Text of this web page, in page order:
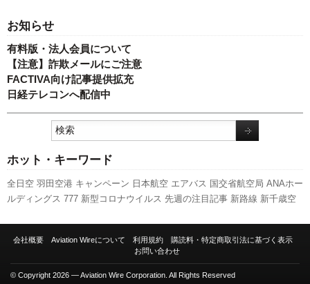
お知らせ
有料版・法人会員について
【注意】詐欺メールにご注意
FACTIVA向け記事提供拡充
日経テレコンへ配信中
ホット・キーワード
全日空 羽田空港 キャンペーン 日本航空 エアバス 国交省航空局 ANAホー
ルディングス 777 新型コロナウイルス 先週の注目記事 新路線 新千歳空
チ・アビエーション 旅客数 客室乗務員 航空貨物 LCC 発着回数 セントレ
会社概要 Aviation Wireについて 利用規約
購読料・特定商取引法に基づく表示
お問い合わせ
© Copyright 2026 — Aviation Wire Corporation. All Rights Reserved